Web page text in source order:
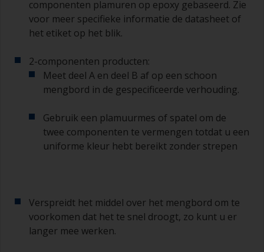
componenten plamuren op epoxy gebaseerd. Zie
voor meer specifieke informatie de datasheet of
het etiket op het blik.
2-componenten producten:
Meet deel A en deel B af op een schoon
mengbord in de gespecificeerde verhouding.
Gebruik een plamuurmes of spatel om de
twee componenten te vermengen totdat u een
uniforme kleur hebt bereikt zonder strepen
Verspreidt het middel over het mengbord om te
voorkomen dat het te snel droogt, zo kunt u er
langer mee werken.